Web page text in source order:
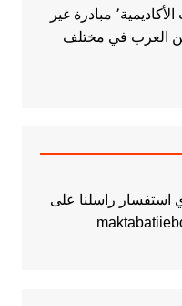
قاعدة مذرات التخرج والدراسات الأكاديمية٬ مبادرة غير
العرب في مختلف
استفسار راسلنا على